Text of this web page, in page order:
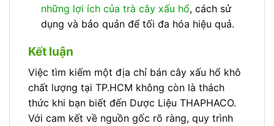
những lợi ích của trà cây xấu hổ, cách sử
dụng và bảo quản để tối đa hóa hiệu quả.
Kết luận
Việc tìm kiếm một địa chỉ bán cây xấu hổ khô
chất lượng tại TP.HCM không còn là thách
thức khi bạn biết đến Dược Liệu THAPHACO.
Với cam kết về nguồn gốc rõ ràng, quy trình